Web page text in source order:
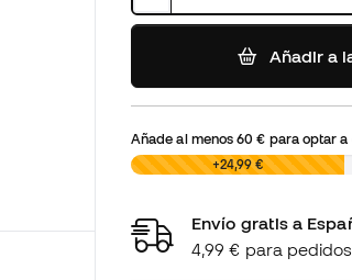
Añadir a
Añade al menos60 € para optar
0,00 € +24,99 €
Envío gratis a
4,99 € para